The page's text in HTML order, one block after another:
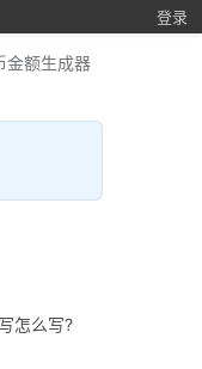
登录
金额生成器
怎么写?